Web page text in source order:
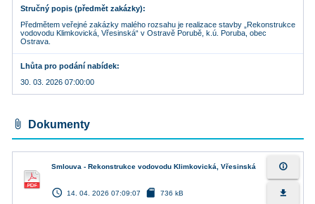
Stručný popis (předmět zakázky)
Předmětem veřejné zakázky malého rozsahu je realizace stavby „Rekonstrukce
vodovodu Klimkovická, Vřesinská“ v Ostravě Porubě, k.ú. Poruba, obec
Ostrava.
Lhůta pro podání nabídek
30. 03. 2026 07:00:00
attach_file Dokumenty
Smlouva - Rekonstrukce vodovodu Klimkovická, Vřesinská
access_time 14. 04. 2026 07:09:07 sd_card 736 kB
info_outline
file_download